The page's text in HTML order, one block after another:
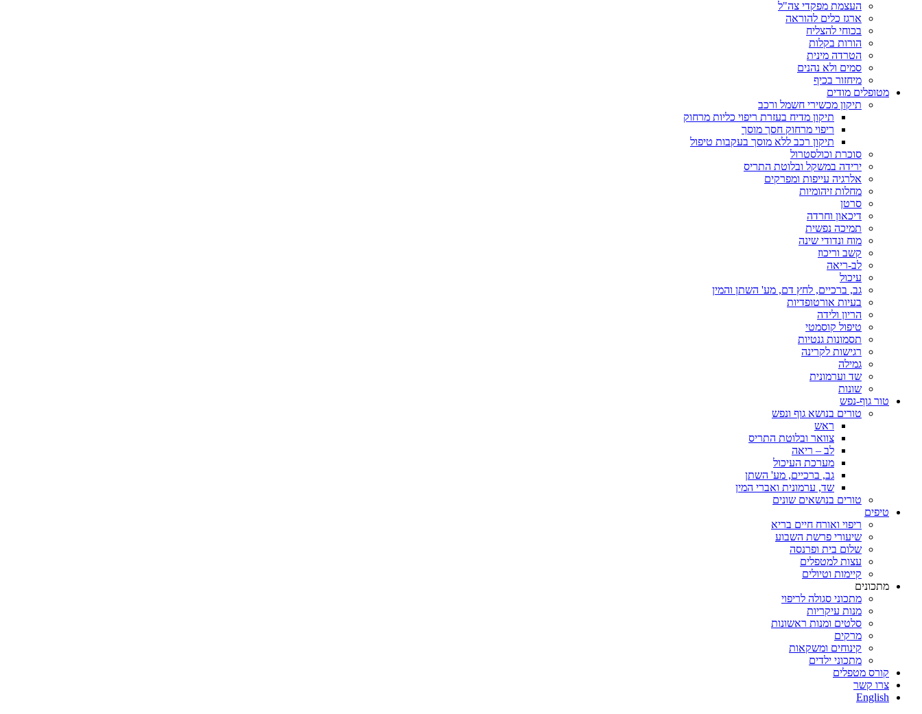
העצמת מפקדי צה"ל
ארגז כלים להוראה
בכוחי להצליח
הורות בקלות
הטרדה מינית
סמים ולא נהנים
מיחזור בכיף
מטופלים מודים
תיקון מכשירי חשמל ורכב
תיקון מדיח בעזרת ריפוי כליות מרחוק
ריפוי מרחוק חסך מוסך
תיקון רכב ללא מוסך בעקבות טיפול
סוכרת וכולסטרול
ירידה במשקל ובלוטת התריס
אלרגיה עייפות ומפרקים
מחלות זיהומיות
סרטן
דיכאון וחרדה
תמיכה נפשית
מוח ונדודי שינה
קשב וריכוז
לב-ריאה
עיכול
גב, ברכיים, לחץ דם, מע' השתן והמין
בעיות אורטופדיות
הריון ולידה
טיפול קוסמטי
תסמונות גנטיות
רגישות לקרינה
גמילה
שד וערמונית
שונות
טור גוף-נפש
טורים בנושא גוף ונפש
ראש
צוואר ובלוטת התריס
לב – ריאה
מערכת העיכול
גב, ברכיים, מע' השתן
שד, ערמונית ואברי המין
טורים בנושאים שונים
טיפים
ריפוי ואורח חיים בריא
שיעורי פרשת השבוע
שלום בית ופרנסה
עצות למטפלים
קיימות וטיולים
מתכונים
מתכוני סגולה לריפוי
מנות עיקריות
סלטים ומנות ראשונות
מרקים
קינוחים ומשקאות
מתכוני ילדים
קורס מטפלים
צרו קשר
English